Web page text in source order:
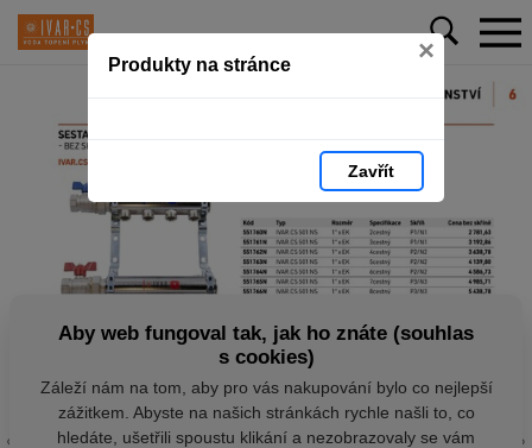
Produkty na stránce ×
Zavřít
Aby web fungoval tak, jak ho znáte (souhlas
s cookies)
Záleží nám na tom, aby pro vás nakupování bylo co nejlepší
zážitkem. Abyste na našich stránkách rychle našli to, co
hledáte, ušetřili spoustu klikání a nezobrazovaly se vám